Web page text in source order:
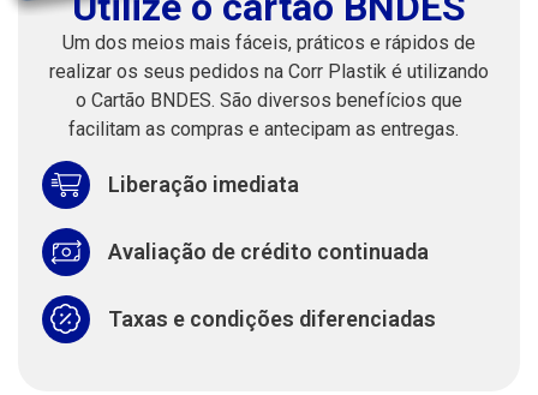
Um dos meios mais fáceis, práticos e rápidos de
realizar os seus pedidos na Corr Plastik é utilizando
o Cartão BNDES. São diversos benefícios que
facilitam as compras e antecipam as entregas.
Liberação imediata
Avaliação de crédito continuada
Taxas e condições diferenciadas